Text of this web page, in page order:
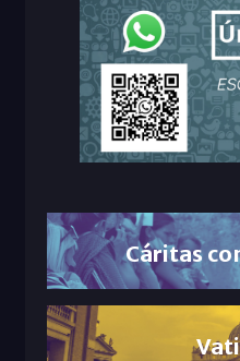
Cáritas